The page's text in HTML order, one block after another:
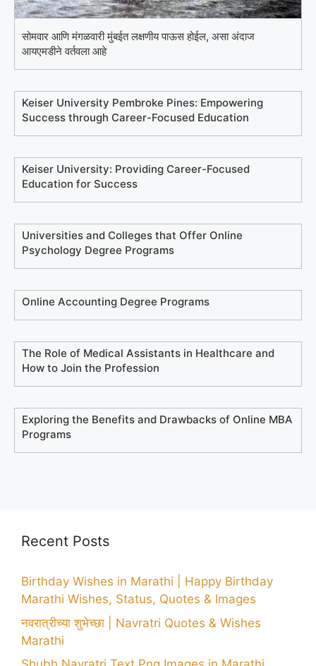
सोमवार आणि मंगळवारी मुंबईत लक्षणीय पाऊस होईल, असा अंदाज
आयएमडीने वर्तवला आहे
Keiser University Pembroke Pines: Empowering
Success through Career-Focused Education
Keiser University: Providing Career-Focused
Education for Success
Universities and Colleges that Offer Online
Psychology Degree Programs
Online Accounting Degree Programs
The Role of Medical Assistants in Healthcare and
How to Join the Profession
Exploring the Benefits and Drawbacks of Online MBA
Programs
Recent Posts
Birthday Wishes in Marathi | Happy Birthday
Marathi Wishes, Status, Quotes & Images
नवरात्रीच्या शुभेच्छा | Navratri Quotes & Wishes
Marathi